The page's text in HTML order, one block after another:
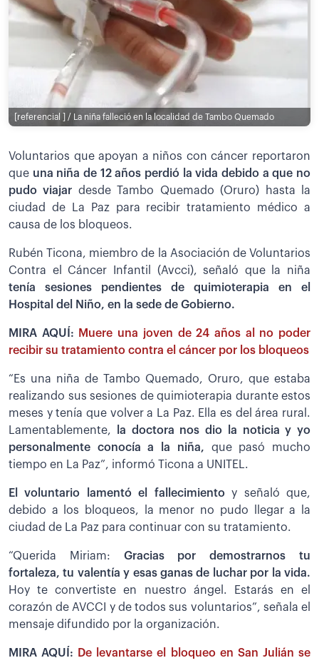
[referencial ] / La niña falleció en la localidad de Tambo Quemado
Voluntarios que apoyan a niños con cáncer reportaron
que una niña de 12 años perdió la vida debido a que no
pudo viajar desde Tambo Quemado (Oruro) hasta la
ciudad de La Paz para recibir tratamiento médico a
causa de los bloqueos.
Rubén Ticona, miembro de la Asociación de Voluntarios
Contra el Cáncer Infantil (Avcci), señaló que la niña
tenía sesiones pendientes de quimioterapia en el
Hospital del Niño, en la sede de Gobierno.
MIRA AQUÍ:
Muere una joven de 24 años al no poder
recibir su tratamiento contra el cáncer por los bloqueos
“Es una niña de Tambo Quemado, Oruro, que estaba
realizando sus sesiones de quimioterapia durante estos
meses y tenía que volver a La Paz. Ella es del área rural.
Lamentablemente, la doctora nos dio la noticia y yo
personalmente conocía a la niña, que pasó mucho
tiempo en La Paz”, informó Ticona a UNITEL.
El voluntario lamentó el fallecimientoy señaló que,
debido a los bloqueos, la menor no pudo llegar a la
ciudad de La Paz para continuar con su tratamiento.
“Querida Miriam: Gracias por demostrarnos tu
fortaleza, tu valentía y esas ganas de luchar por la vida.
Hoy te convertiste en nuestro ángel. Estarás en el
corazón de AVCCI y de todos sus voluntarios”, señala el
mensaje difundido por la organización.
MIRA AQUÍ:
De levantarse el bloqueo en San Julián se